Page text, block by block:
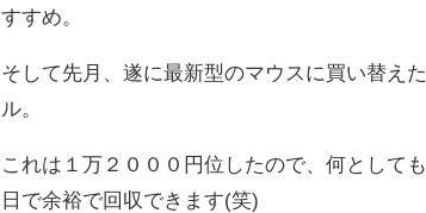
すすめ。
そして先月、遂に最新型のマウスに買い替え
ル。
これは１万２０００円位したので、何として
日で余裕で回収できます(笑)